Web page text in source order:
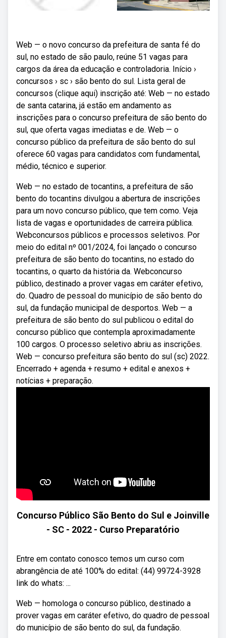
Web — o novo concurso da prefeitura de santa fé do
sul, no estado de são paulo, reúne 51 vagas para
cargos da área da educação e controladoria. Início ›
concursos › sc › são bento do sul. Lista geral de
concursos (clique aqui) inscrição até: Web — no estado
de santa catarina, já estão em andamento as
inscrições para o concurso prefeitura de são bento do
sul, que oferta vagas imediatas e de. Web — o
concurso público da prefeitura de são bento do sul
oferece 60 vagas para candidatos com fundamental,
médio, técnico e superior.
Web — no estado de tocantins, a prefeitura de são
bento do tocantins divulgou a abertura de inscrições
para um novo concurso público, que tem como. Veja
lista de vagas e oportunidades de carreira pública.
Webconcursos públicos e processos seletivos. Por
meio do edital nº 001/2024, foi lançado o concurso
prefeitura de são bento do tocantins, no estado do
tocantins, o quarto da história da. Webconcurso
público, destinado a prover vagas em caráter efetivo,
do. Quadro de pessoal do município de são bento do
sul, da fundação municipal de desportos. Web — a
prefeitura de são bento do sul publicou o edital do
concurso público que contempla aproximadamente
100 cargos. O processo seletivo abriu as inscrições.
Web — concurso prefeitura são bento do sul (sc) 2022.
Encerrado + agenda + resumo + edital e anexos +
notícias + preparação.
Concurso Público São Bento do Sul e Joinville
- SC - 2022 - Curso Preparatório
Entre em contato conosco temos um curso com
abrangência de até 100% do edital: (44) 99724-3928
link do whats: ...
Web — homologa o concurso público, destinado a
prover vagas em caráter efetivo, do quadro de pessoal
do município de são bento do sul, da fundação.